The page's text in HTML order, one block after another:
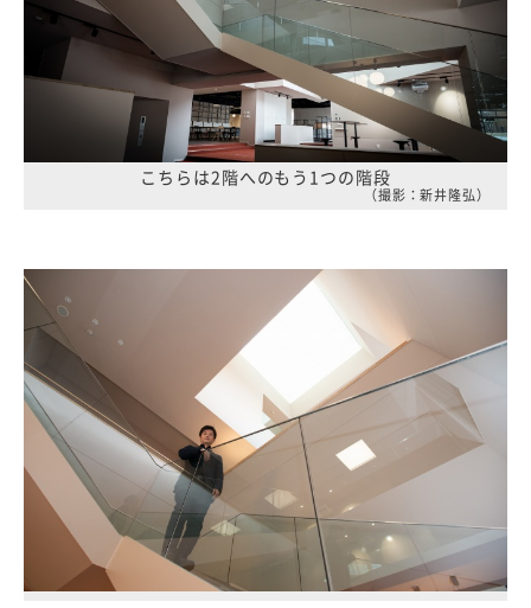
こちらは2階へのもう1つの階段
（撮影：新井隆弘）